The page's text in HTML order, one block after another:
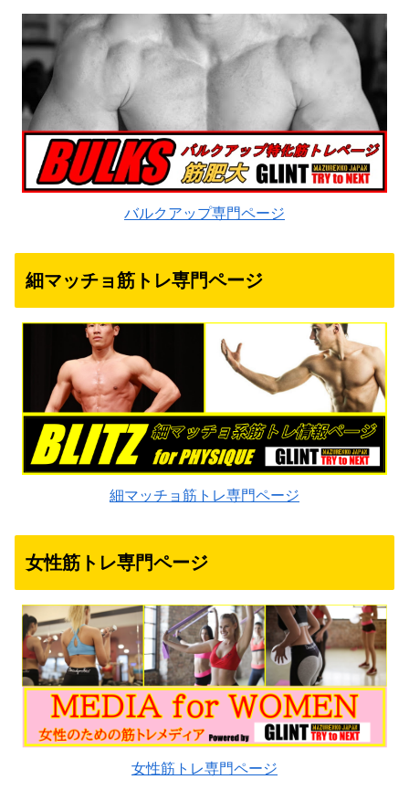
バルクアップ専門ページ
細マッチョ筋トレ専門ページ
細マッチョ筋トレ専門ページ
女性筋トレ専門ページ
女性筋トレ専門ページ